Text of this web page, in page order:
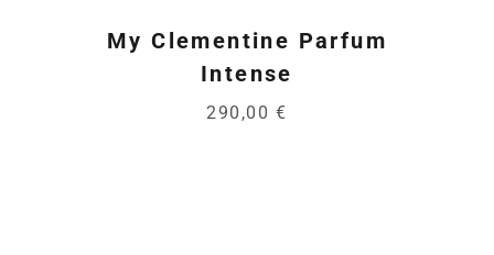
My Clementine Parfum
Intense
290,00 €